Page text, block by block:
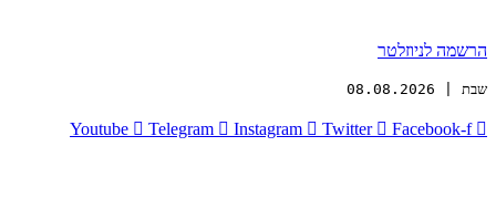
הרשמה לניוזלטר
שבת | 08.08.2026
Youtube Telegram Instagram Twitter Facebook-f